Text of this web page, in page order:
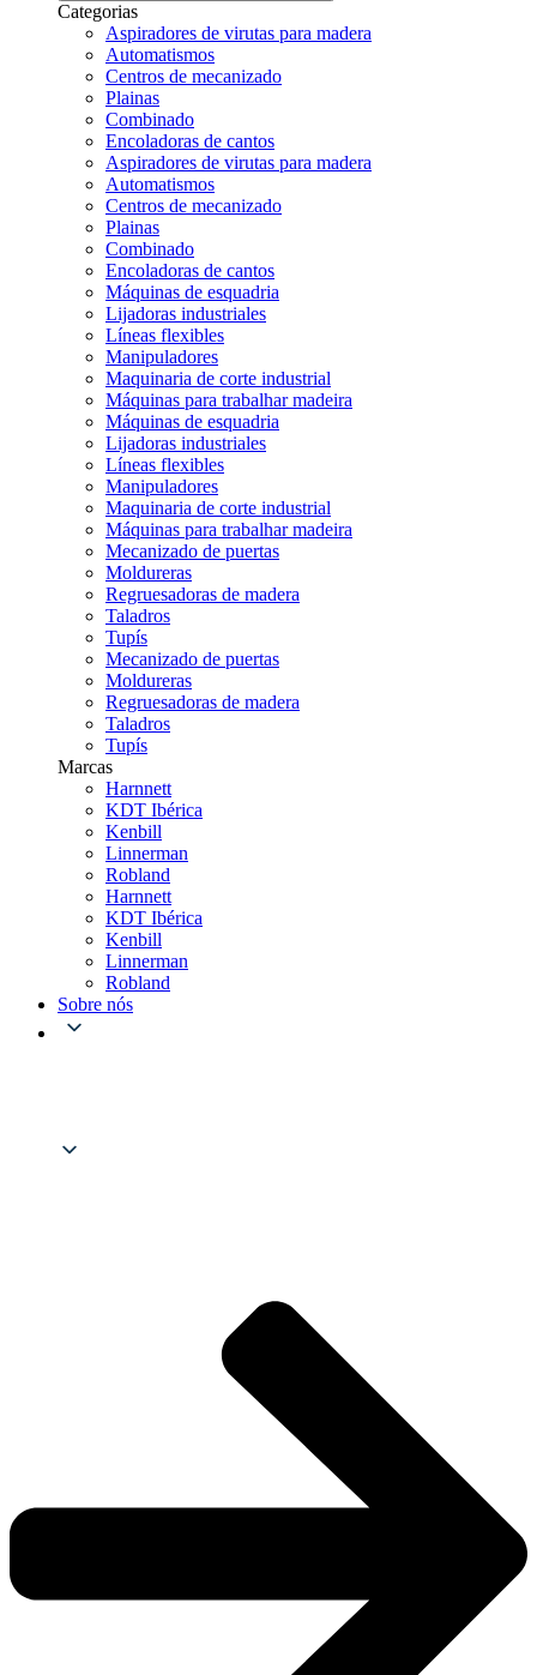
Categorias
Aspiradores de virutas para madera
Automatismos
Centros de mecanizado
Plainas
Combinado
Encoladoras de cantos
Aspiradores de virutas para madera
Automatismos
Centros de mecanizado
Plainas
Combinado
Encoladoras de cantos
Máquinas de esquadria
Lijadoras industriales
Líneas flexibles
Manipuladores
Maquinaria de corte industrial
Máquinas para trabalhar madeira
Máquinas de esquadria
Lijadoras industriales
Líneas flexibles
Manipuladores
Maquinaria de corte industrial
Máquinas para trabalhar madeira
Mecanizado de puertas
Moldureras
Regruesadoras de madera
Taladros
Tupís
Mecanizado de puertas
Moldureras
Regruesadoras de madera
Taladros
Tupís
Marcas
Harnnett
KDT Ibérica
Kenbill
Linnerman
Robland
Harnnett
KDT Ibérica
Kenbill
Linnerman
Robland
Sobre nós